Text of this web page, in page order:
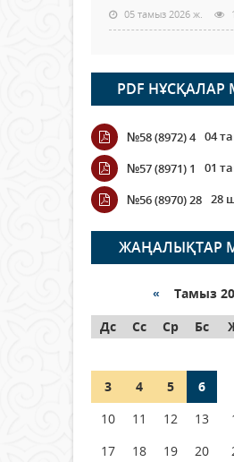
05 тамыз 2026 ж.
баға әр түрлі
жағдайда
ҮКІМЕТТІК ЕМЕС
АРНАЛҒАН
КОНКУРСЫНА
ҚАБЫЛДАУ
04 тамыз 2026 ж.
энергиясын
04 тамыз 2026 ж.
МЕ?
04 тамыз 2026 ж.
PDF НҰСҚАЛАР
№58 (8972) 4 04
№57 (8971) 1
01
№56 (8970) 28 28
ЖАҢАЛЫҚТАР
« Тамыз
Дс
Сс Ср Бс
3
4 5 6
10
11 12 13
17
18 19 20